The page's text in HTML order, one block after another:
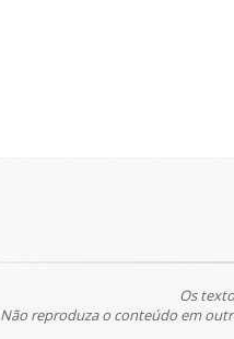
Os
Não reproduza o conteúdo em